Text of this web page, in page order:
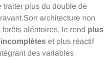
traiter plus du double de
architecture non
aléatoires, le rend plus
et plus réactif
des variables